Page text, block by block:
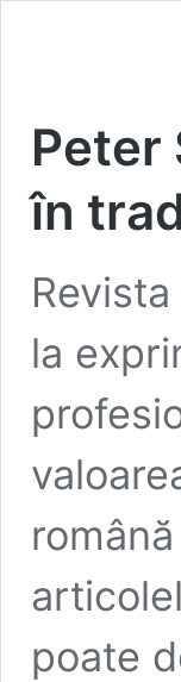
Peter
în
la
poate